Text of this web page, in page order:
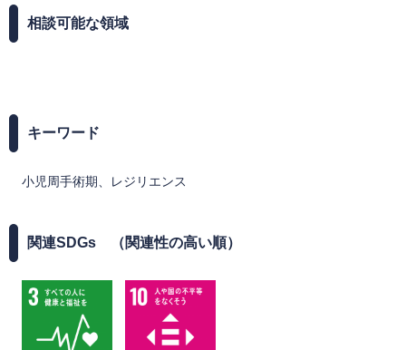
相談可能な領域
キーワード
小児周手術期、レジリエンス
関連SDGs （関連性の高い順）